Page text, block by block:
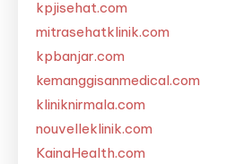
kpjisehat.com
mitrasehatklinik.com
kpbanjar.com
kemanggisanmedical.com
kliniknirmala.com
nouvelleklinik.com
KainaHealth.com